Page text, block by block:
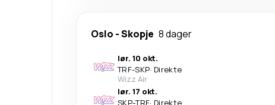
Oslo -Skopje 8 dager
lør. 10 okt.
TRF-SKP· Direkte
Wizz Air
lør. 17 okt.
SKP-TRF· Direkte